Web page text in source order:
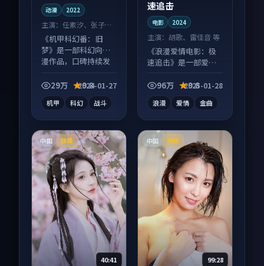
动漫 2022
主演： 任素汐、张子枫
等
《机甲科幻番：旧
梦》是一部科幻向动
漫作品，口碑持续发
刷完。
29万 9.8
2024-01-27
机甲 科幻 战斗
速追击
电影 2024
主演： 胡歌、雷佳音 等
《浪漫爱情电影：极
速追击》是一部爱情
成长为内核，情感戏
96万 9.8
2025-01-28
浪漫 爱情 金曲
中国 独播
40:41
中国 完结
99:28